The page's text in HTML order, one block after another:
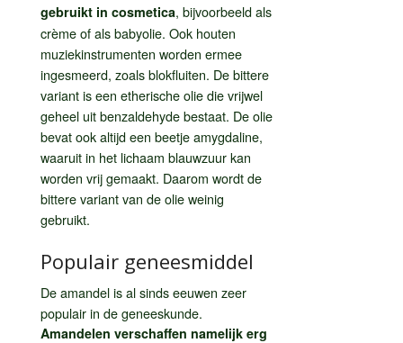
gebruikt in cosmetica, bijvoorbeeld als
crème of als babyolie. Ook houten
muziekinstrumenten worden ermee
ingesmeerd, zoals blokfluiten. De bittere
variant is een etherische olie die vrijwel
geheel uit benzaldehyde bestaat. De olie
bevat ook altijd een beetje amygdaline,
waaruit in het lichaam blauwzuur kan
worden vrij gemaakt. Daarom wordt de
bittere variant van de olie weinig
gebruikt.
Populair geneesmiddel
De amandel is al sinds eeuwen zeer
populair in de geneeskunde.
Amandelen verschaffen namelijk erg